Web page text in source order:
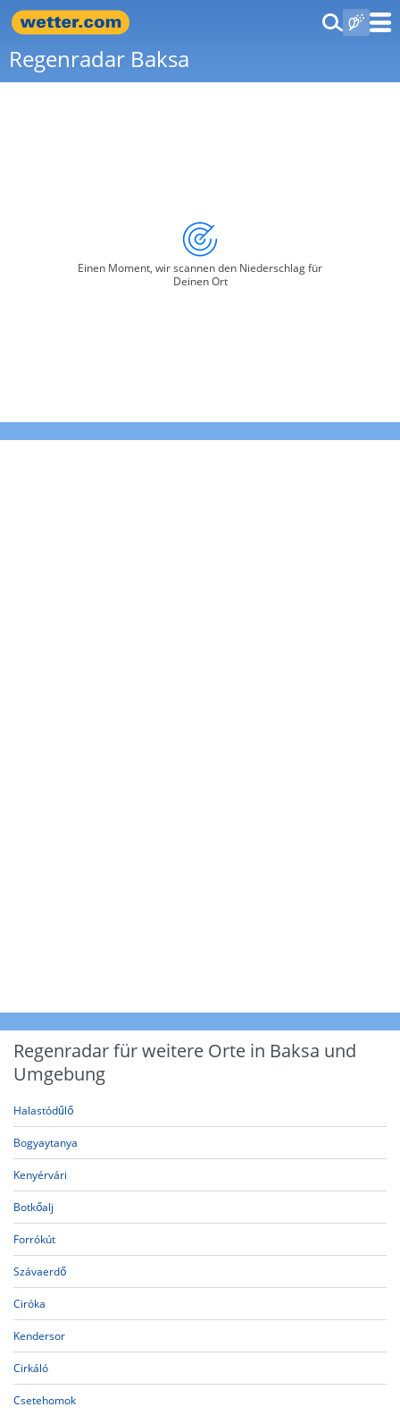
Regenradar Baksa
Einen Moment, wir scannen den Niederschlag für
Deinen Ort
Regenradar für weitere Orte in Baksa und
Umgebung
Halastódűlő
Bogyaytanya
Kenyérvári
Botkőalj
Forrókút
Szávaerdő
Ciróka
Kendersor
Cirkáló
Csetehomok